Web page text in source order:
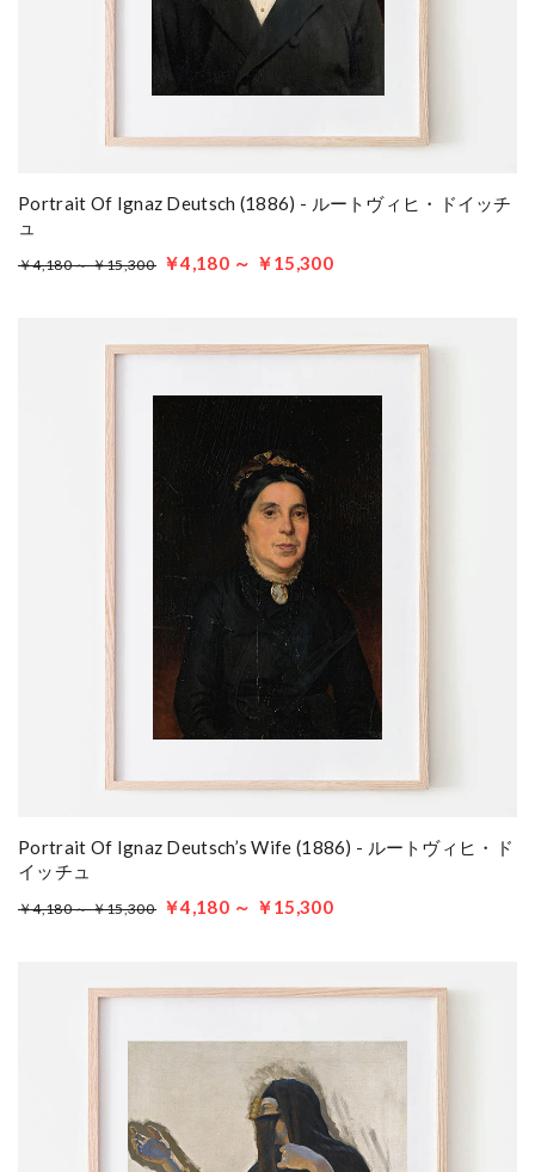
Portrait Of Ignaz Deutsch (1886) - ルートヴィヒ・ドイッチ
ュ
￥4,180 ～ ￥15,300 ￥4,180 ～ ￥15,300
Portrait Of Ignaz Deutsch’s Wife (1886) - ルートヴィヒ・ド
イッチュ
￥4,180 ～ ￥15,300 ￥4,180 ～ ￥15,300